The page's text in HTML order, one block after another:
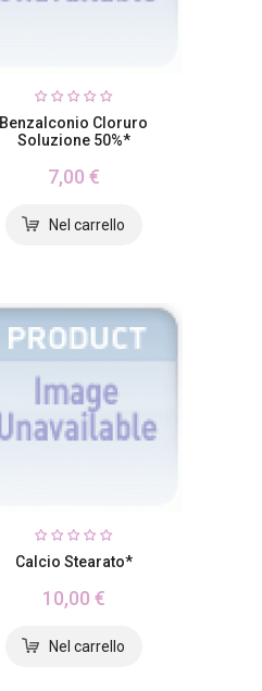
Benzalconio Cloruro
Soluzione 50%*
7,00 €
Calcio Stearato*
10,00 €